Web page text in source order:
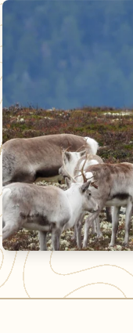
Fangstanlegg for villrein